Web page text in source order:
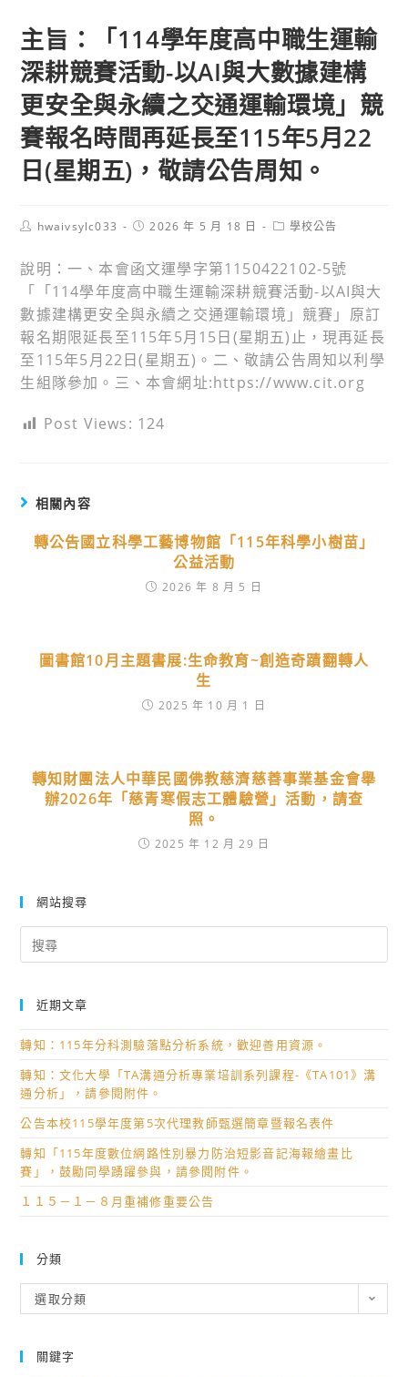
主旨：「114學年度高中職生運輸
深耕競賽活動-以AI與大數據建構
更安全與永續之交通運輸環境」競
賽報名時間再延長至115年5月22
日(星期五)，敬請公告周知。
Posthwaivsylc033
Post2026 年 5 月 18 日
Post學校公告
說明：一、本會函文運學字第1150422102-5號
「「114學年度高中職生運輸深耕競賽活動-以AI與大
數據建構更安全與永續之交通運輸環境」競賽」原訂
報名期限延長至115年5月15日(星期五)止，現再延長
至115年5月22日(星期五)。二、敬請公告周知以利學
生組隊參加。三、本會網址:https://www.cit.org
Post Views: 124
相關內容
轉公告國立科學工藝博物館「115年科學小樹苗」
公益活動
2026 年 8 月 5 日
圖書館10月主題書展:生命教育~創造奇蹟翻轉人
生
2025 年 10 月 1 日
轉知財團法人中華民國佛教慈濟慈善事業基金會舉
辦2026年「慈青寒假志工體驗營」活動，請查
照。
2025 年 12 月 29 日
網站搜尋
for:
近期文章
轉知：115年分科測驗落點分析系統，歡迎善用資源。
轉知：文化大學「TA溝通分析專業培訓系列課程-《TA101》溝
通分析」，請參閱附件。
公告本校115學年度第5次代理教師甄選簡章暨報名表件
轉知「115年度數位網路性別暴力防治短影音記海報繪畫比
賽」，鼓勵同學踴躍參與，請參閱附件。
１１５－１－８月重補修重要公告
分類
類
選取分類
關鍵字